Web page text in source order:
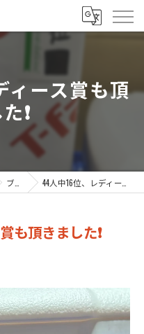
ィース賞も頂
❗️
ブログ 44人中16位、レディース賞も頂きました❗️
も頂きました❗️